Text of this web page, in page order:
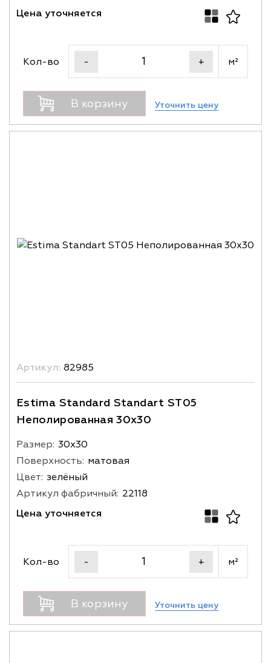
Цена уточняется
Кол-во - + м²
В корзину Уточнить цену
Артикул: 82985
Estima Standard Standart ST05
Неполированная 30x30
Размер: 30х30
Поверхность: матовая
Цвет: зелёный
Артикул фабричный: 22118
Цена уточняется
Кол-во - + м²
В корзину Уточнить цену